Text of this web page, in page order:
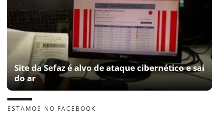
Site da Sefaz é alvo de ataque cibernético e sai
do ar
ESTAMOS NO FACEBOOK